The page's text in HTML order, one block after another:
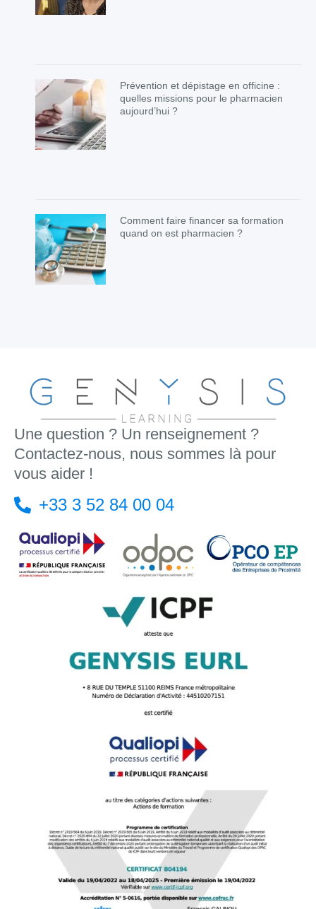
Prévention et dépistage en officine :
quelles missions pour le pharmacien
aujourd’hui ?
Comment faire financer sa formation
quand on est pharmacien ?
Une question ? Un renseignement ?
Contactez-nous, nous sommes là pour
vous aider !
+33 3 52 84 00 04